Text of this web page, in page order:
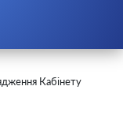
Кабінету